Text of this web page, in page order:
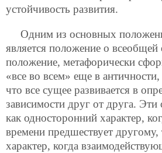
устойчивость развития.
Одним из основных
является положение о всеобщей
положение, метафорически
«все во всем» еще в
что все сущее развивается в
зависимости друг от друга. Эти
как односторонний характер,
времени предшествует
характер, когда